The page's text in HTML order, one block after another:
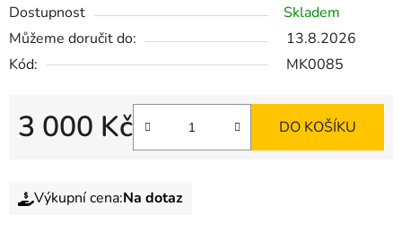
Dostupnost
Skladem
Můžeme doručit do:
13.8.2026
Kód:
MK0085
3 000 Kč DO KOŠÍKU
Výkupní cena:Na dotaz